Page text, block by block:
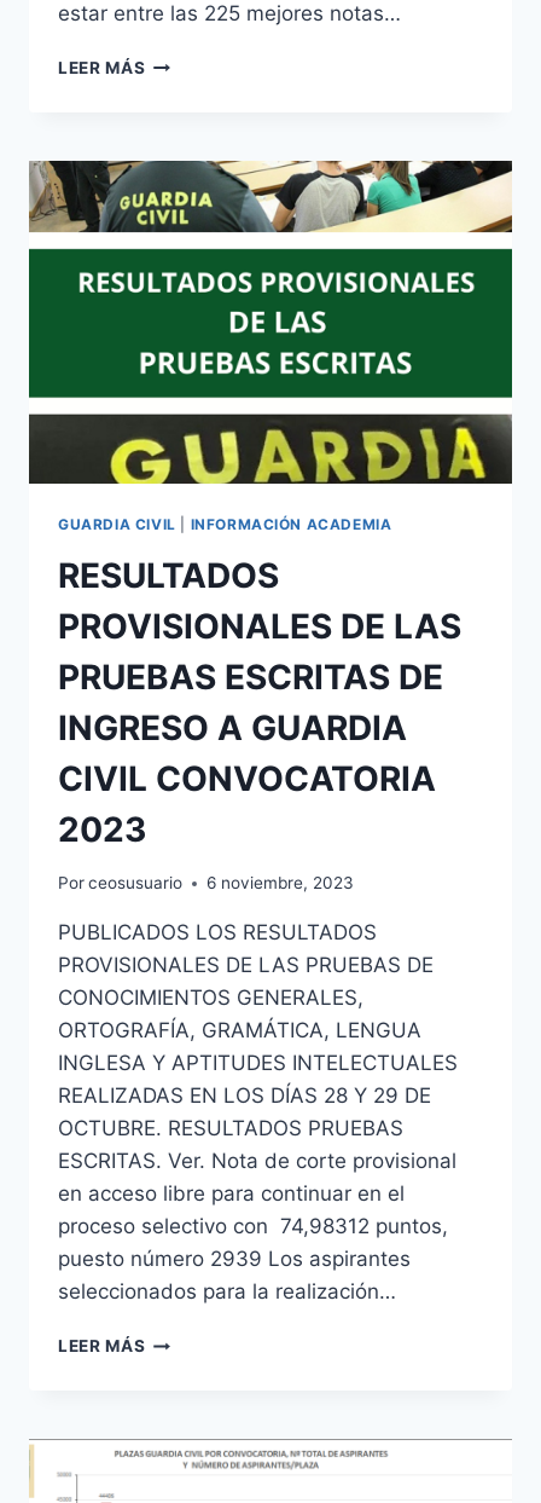
estar entre las 225 mejores notas…
LEER MÁS SEGUNDA
ESCALA
EJECUTIVA
POLICÍA
NACIONAL
-2023
GUARDIA CIVIL INFORMACIÓN ACADEMIA
RESULTADOS
PROVISIONALES DE LAS
PRUEBAS ESCRITAS DE
INGRESO A GUARDIA
CIVIL CONVOCATORIA
2023
Porceosusuario 6 noviembre, 2023
PUBLICADOS LOS RESULTADOS
PROVISIONALES DE LAS PRUEBAS DE
CONOCIMIENTOS GENERALES,
ORTOGRAFÍA, GRAMÁTICA, LENGUA
INGLESA Y APTITUDES INTELECTUALES
REALIZADAS EN LOS DÍAS 28 Y 29 DE
OCTUBRE. RESULTADOS PRUEBAS
ESCRITAS. Ver. Nota de corte provisional
en acceso libre para continuar en el
proceso selectivo con 74,98312 puntos,
puesto número 2939 Los aspirantes
seleccionados para la realización…
LEER MÁS RESULTADOS
PRUEBAS
ESCRITAS